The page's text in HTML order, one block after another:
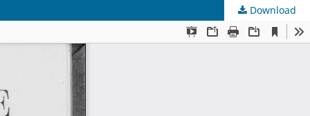
Download